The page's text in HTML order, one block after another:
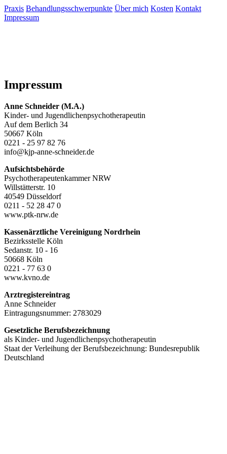
Praxis Behandlungsschwerpunkte Über mich Kosten Kontakt
Impressum
Impressum
Anne Schneider (M.A.)
Kinder- und Jugendlichenpsychotherapeutin
Auf dem Berlich 34
50667 Köln
0221 - 25 97 82 76
info@kjp-anne-schneider.de
Aufsichtsbehörde
Psychotherapeutenkammer NRW
Willstätterstr. 10
40549 Düsseldorf
0211 - 52 28 47 0
www.ptk-nrw.de
Kassenärztliche Vereinigung Nordrhein
Bezirksstelle Köln
Sedanstr. 10 - 16
50668 Köln
0221 - 77 63 0
www.kvno.de
Arztregistereintrag
Anne Schneider
Eintragungsnummer: 2783029
Gesetzliche Berufsbezeichnung
als Kinder- und Jugendlichenpsychotherapeutin
Staat der Verleihung der Berufsbezeichnung: Bundesrepublik
Deutschland